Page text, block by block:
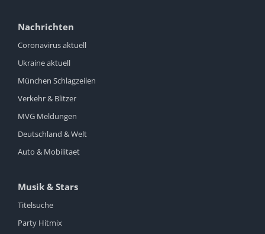
Nachrichten
Coronavirus aktuell
Ukraine aktuell
München Schlagzeilen
Verkehr & Blitzer
MVG Meldungen
Deutschland & Welt
Auto & Mobilitaet
Musik & Stars
Titelsuche
Party Hitmix